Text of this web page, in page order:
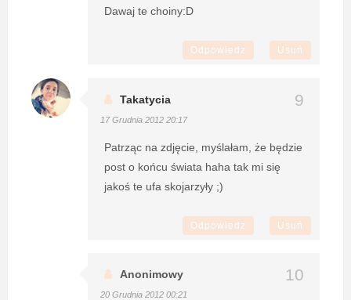
Dawaj te choiny:D
Odpowiedz Usuń
Takatycia
17 Grudnia 2012 20:17
Patrząc na zdjęcie, myślałam, że będzie
post o końcu świata haha tak mi się
jakoś te ufa skojarzyły ;)
Odpowiedz Usuń
Anonimowy
20 Grudnia 2012 00:21